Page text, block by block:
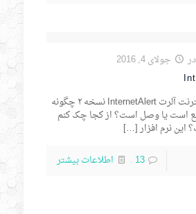
در
جولای 4, 2016
دانلود نرم افزار اینترنت آلرت InternetAlert نسخه ۲ چگونه
است یا وصل است؟ از کجا چک کنم
نرم افزار[…]
13 اطلاعات بیشتر